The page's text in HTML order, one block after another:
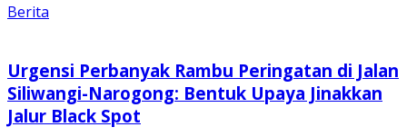
Berita
Urgensi Perbanyak Rambu Peringatan di Jalan
Siliwangi-Narogong: Bentuk Upaya Jinakkan
Jalur Black Spot